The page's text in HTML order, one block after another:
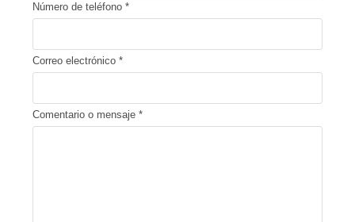
Número de teléfono*
Correo electrónico*
Comentario o mensaje*